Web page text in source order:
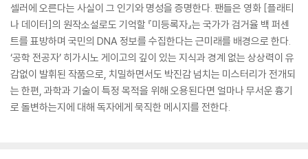
셀러에 오른다는 사실이 그 인기와 명성을 증명한다. 팬들은 영화 [플래티
나 데이터]의 원작소설로도 기억할 『미등록자』는 국가가 검거율 백 퍼센
트를 표방하며 국민의 DNA 정보를 수집한다는 근미래를 배경으로 한다.
‘공학 전공자’ 히가시노 게이고의 깊이 있는 지식과 경계 없는 상상력이 유
감없이 발휘된 작품으로, 치밀하면서도 박진감 넘치는 미스터리가 전개되
는 한편, 과학과 기술이 특정 목적을 위해 오용된다면 얼마나 무서운 흉기
로 돌변하는지에 대해 독자에게 묵직한 메시지를 전한다.